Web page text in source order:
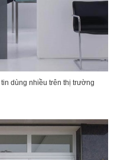
dùng nhiều trên thị trường